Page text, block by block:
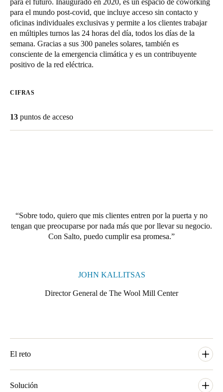
Guardar la nueva selección como predeterminada
para el futuro. Inaugurado en 2020, es un espacio de coworking
para el mundo post-covid, que incluye acceso sin contacto y
oficinas individuales exclusivas y permite a los clientes trabajar
en múltiples turnos las 24 horas del día, todos los días de la
semana. Gracias a sus 300 paneles solares, también es
consciente de la emergencia climática y es un contribuyente
positivo de la red eléctrica.
CIFRAS
13 puntos de acceso
Sobre todo, quiero que mis clientes entren por la puerta y no
tengan que preocuparse por nada más que por llevar su negocio.
Con Salto, puedo cumplir esa promesa.
JOHN KALLITSAS
Director General de The Wool Mill Center
El reto
espacio de coworking", dice John, "sabíamos que teníamos que
Solución